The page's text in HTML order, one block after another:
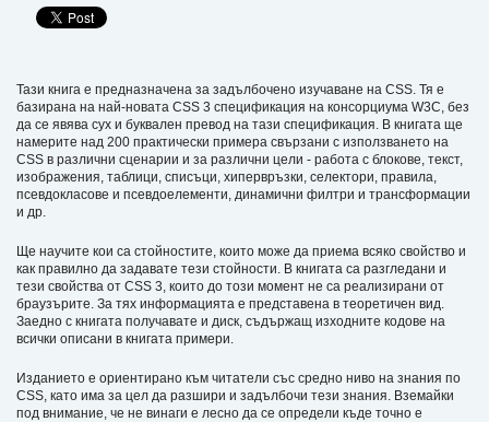
Тази книга е предназначена за задълбочено изучаване на CSS. Тя е
базирана на най-новата CSS 3 спецификация на консорциума W3C, без
да се явява сух и буквален превод на тази спецификация. В книгата ще
намерите над 200 практически примера свързани с използването на
CSS в различни сценарии и за различни цели - работа с блокове, текст,
изображения, таблици, списъци, хипервръзки, селектори, правила,
псевдокласове и псевдоелементи, динамични филтри и трансформации
и др.
Ще научите кои са стойностите, които може да приема всяко свойство и
как правилно да задавате тези стойности. В книгата са разгледани и
тези свойства от CSS 3, които до този момент не са реализирани от
браузърите. За тях информацията е представена в теоретичен вид.
Заедно с книгата получавате и диск, съдържащ изходните кодове на
всички описани в книгата примери.
Изданието е ориентирано към читатели със средно ниво на знания по
CSS, като има за цел да разшири и задълбочи тези знания. Вземайки
под внимание, че не винаги е лесно да се определи къде точно е